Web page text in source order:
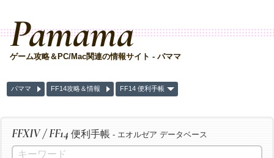
Pamama
ゲーム攻略＆PC/Mac関連の情報サイト - パママ
パママ FF14攻略＆情報 FF14 便利手帳
FFXIV / FF14 便利手帳 - エオルゼア データベース